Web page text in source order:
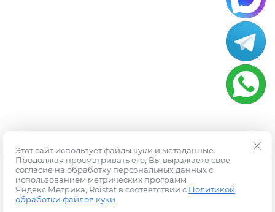
Этот сайт использует файлы куки и метаданные.
Продолжая просматривать его, Вы выражаете свое
согласие на обработку персональных данных с
использованием метрических программ
Яндекс.Метрика, Roistat в соответствии с Политикой
обработки файлов куки